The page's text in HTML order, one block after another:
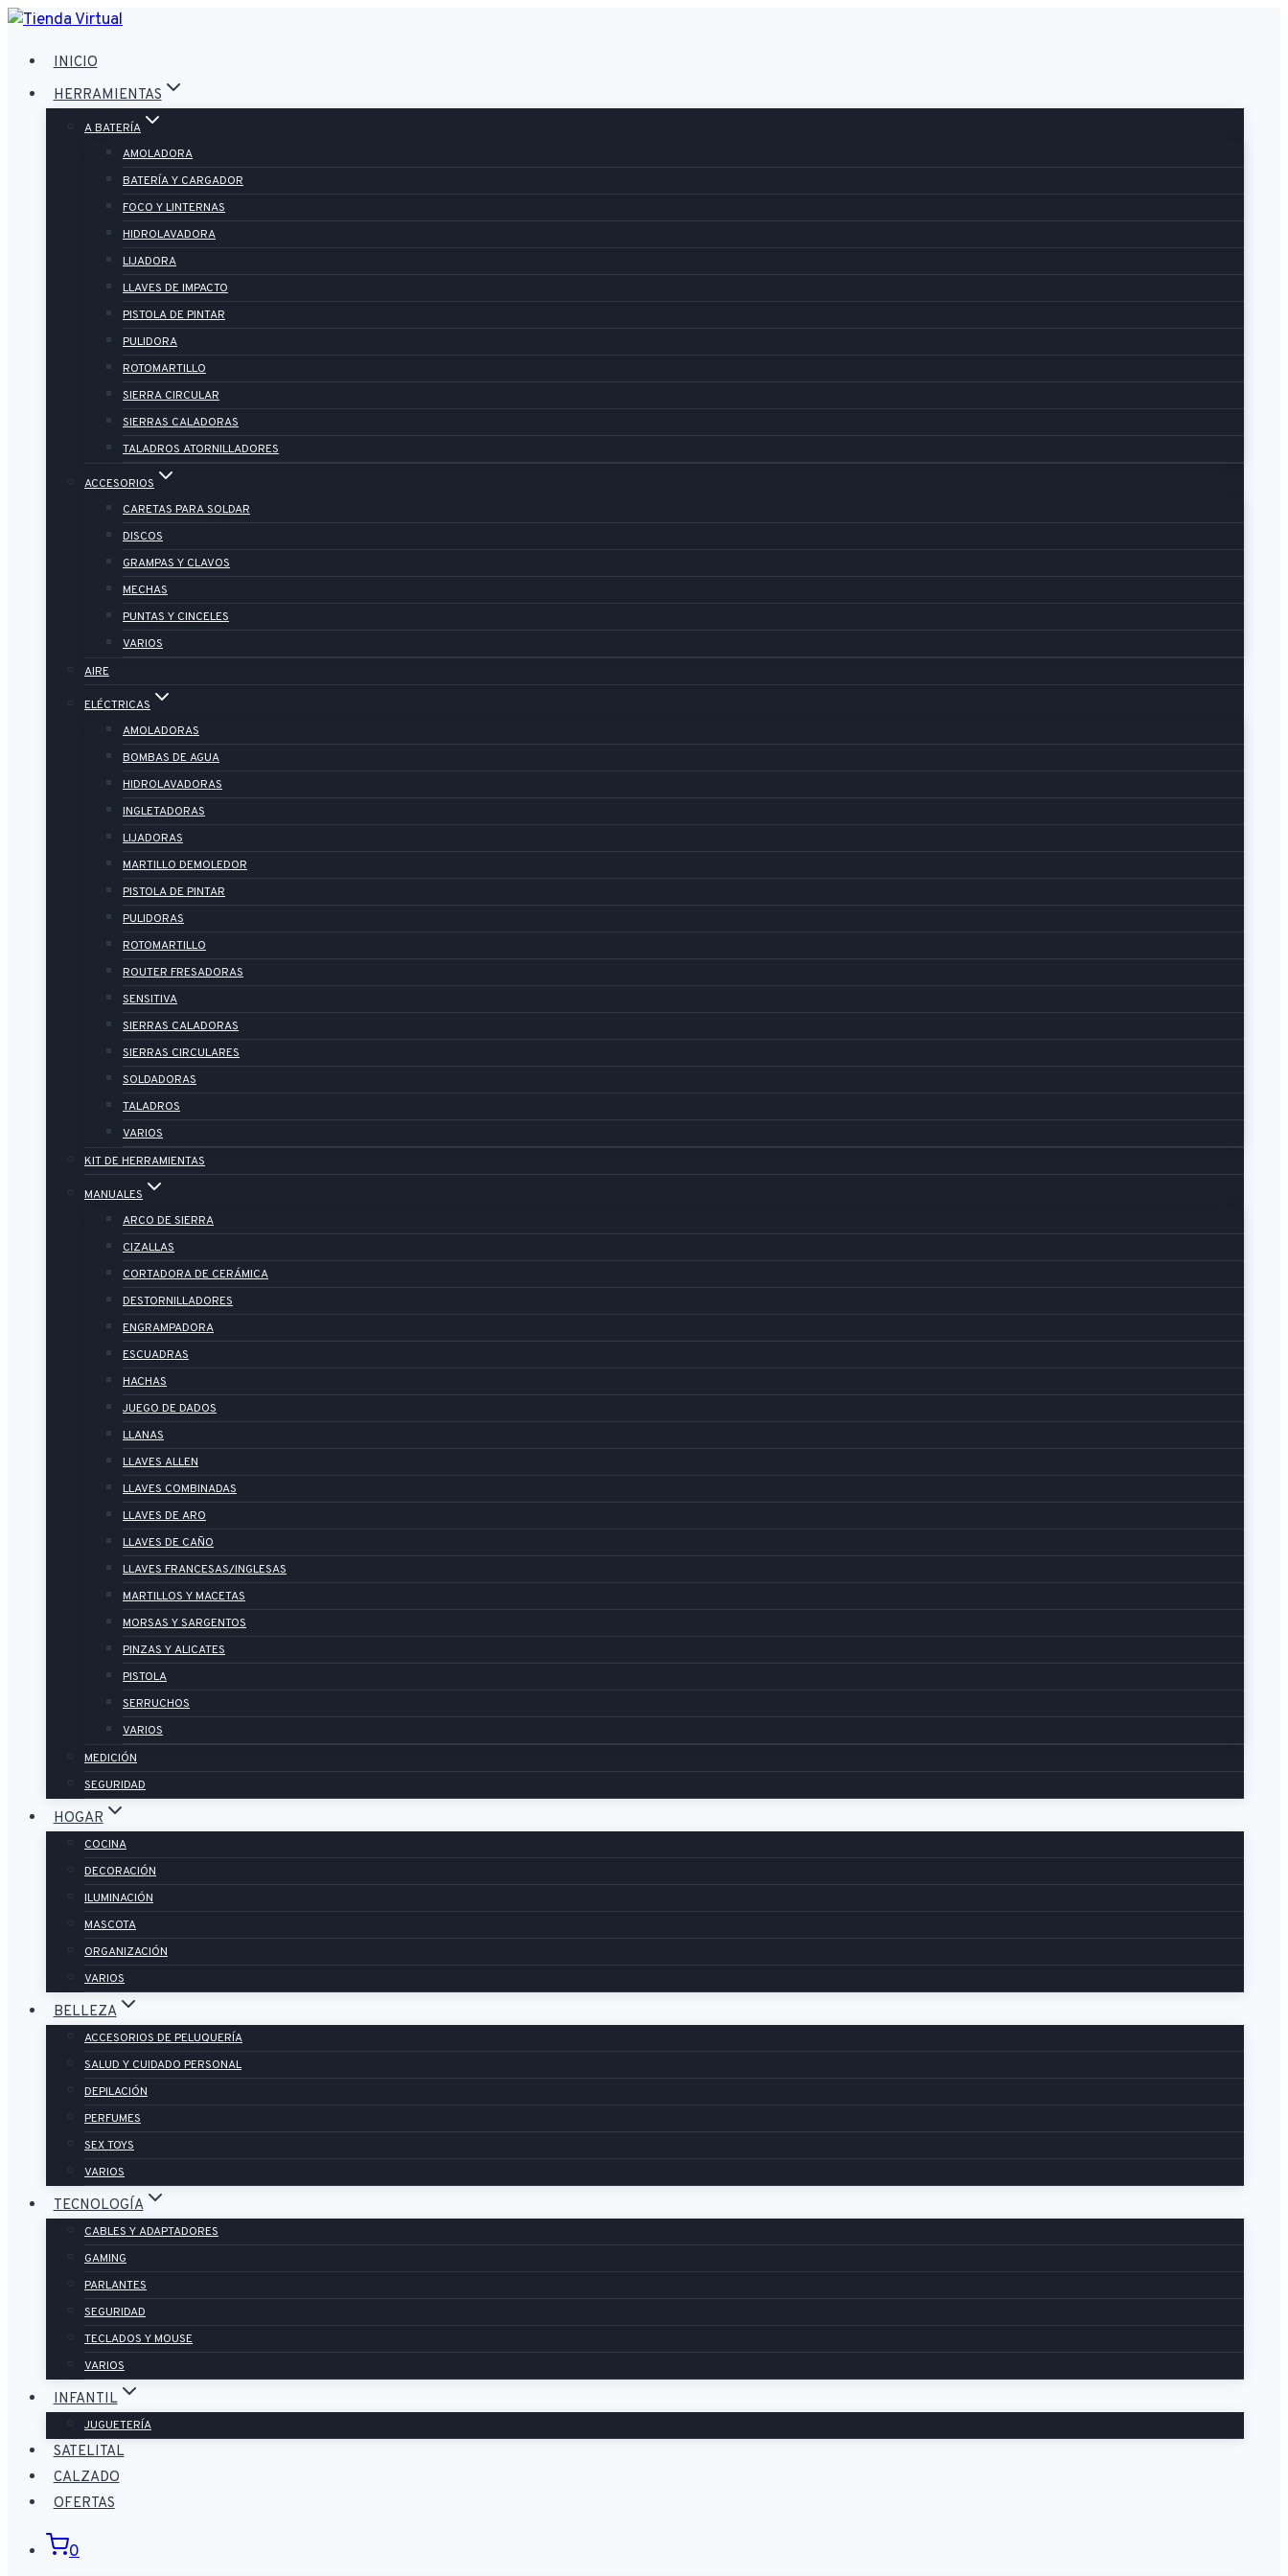
Saltar
contenido
INICIO
HERRAMIENTAS
A BATERÍA
AMOLADORA
BATERÍA Y CARGADOR
FOCO Y LINTERNAS
HIDROLAVADORA
LIJADORA
LLAVES DE IMPACTO
PISTOLA DE PINTAR
PULIDORA
ROTOMARTILLO
SIERRA CIRCULAR
SIERRAS CALADORAS
TALADROS ATORNILLADORES
ACCESORIOS
CARETAS PARA SOLDAR
DISCOS
GRAMPAS Y CLAVOS
MECHAS
PUNTAS Y CINCELES
VARIOS
AIRE
ELÉCTRICAS
AMOLADORAS
BOMBAS DE AGUA
HIDROLAVADORAS
INGLETADORAS
LIJADORAS
MARTILLO DEMOLEDOR
PISTOLA DE PINTAR
PULIDORAS
ROTOMARTILLO
ROUTER FRESADORAS
SENSITIVA
SIERRAS CALADORAS
SIERRAS CIRCULARES
SOLDADORAS
TALADROS
VARIOS
KIT DE HERRAMIENTAS
MANUALES
ARCO DE SIERRA
CIZALLAS
CORTADORA DE CERÁMICA
DESTORNILLADORES
ENGRAMPADORA
ESCUADRAS
HACHAS
JUEGO DE DADOS
LLANAS
LLAVES ALLEN
LLAVES COMBINADAS
LLAVES DE ARO
LLAVES DE CAÑO
LLAVES FRANCESAS/INGLESAS
MARTILLOS Y MACETAS
MORSAS Y SARGENTOS
PINZAS Y ALICATES
PISTOLA
SERRUCHOS
VARIOS
MEDICIÓN
SEGURIDAD
HOGAR
COCINA
DECORACIÓN
ILUMINACIÓN
MASCOTA
ORGANIZACIÓN
VARIOS
BELLEZA
ACCESORIOS DE PELUQUERÍA
SALUD Y CUIDADO PERSONAL
DEPILACIÓN
PERFUMES
SEX TOYS
VARIOS
TECNOLOGÍA
CABLES Y ADAPTADORES
GAMING
PARLANTES
SEGURIDAD
TECLADOS Y MOUSE
VARIOS
INFANTIL
JUGUETERÍA
SATELITAL
CALZADO
OFERTAS
0